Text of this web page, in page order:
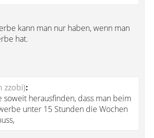
kann man nur haben, wenn man
hat.
zzobi):
soweit herausfinden, dass man beim
unter 15 Stunden die Wochen